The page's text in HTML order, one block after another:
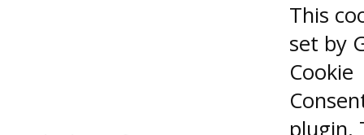
This
set by
Cookie
plugin.